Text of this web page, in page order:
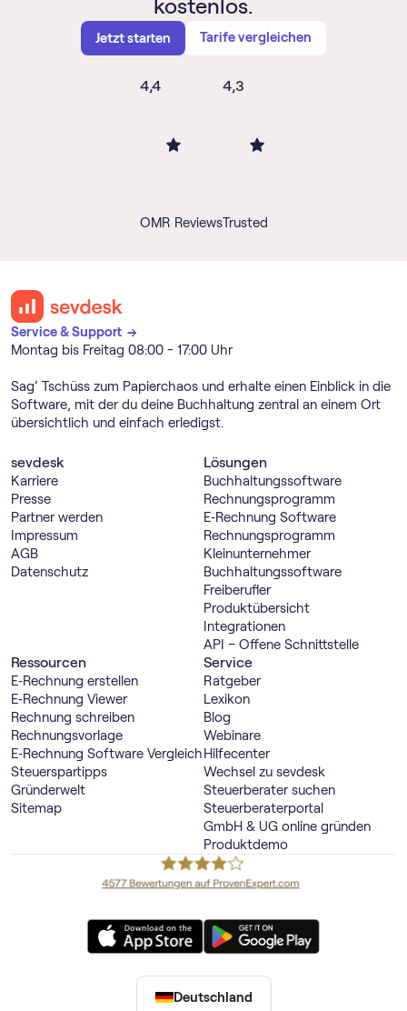
kostenlos.
Jetzt starten Tarife vergleichen
4,4
OMR Reviews
4,3
Trusted
Service & Support →
Montag bis Freitag 08:00 - 17:00 Uhr
Sag’ Tschüss zum Papierchaos und erhalte einen Einblick in die
Software, mit der du deine Buchhaltung zentral an einem Ort
übersichtlich und einfach erledigst.
sevdesk
Karriere
Presse
Partner werden
Impressum
AGB
Datenschutz
Lösungen
Buch­haltungs­software
Rechnungs­programm
E‑Rechnung Software
Rechnungs­programm
Kleinunternehmer
Buch­haltungs­software
Freiberufler
Produktübersicht
Integrationen
API – Offene Schnittstelle
Ressourcen
E‑Rechnung erstellen
E‑Rechnung Viewer
Rechnung schreiben
Rechnungsvorlage
E‑Rechnung Software Vergleich
Steuerspartipps
Gründerwelt
Sitemap
Service
Ratgeber
Lexikon
Blog
Webinare
Hilfecenter
Wechsel zu sevdesk
Steuerberater suchen
Steuerberaterportal
GmbH & UG online gründen
Produktdemo
Deutschland